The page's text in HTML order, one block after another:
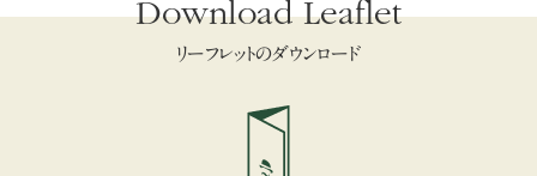
Download Leaflet
リーフレットのダウンロード